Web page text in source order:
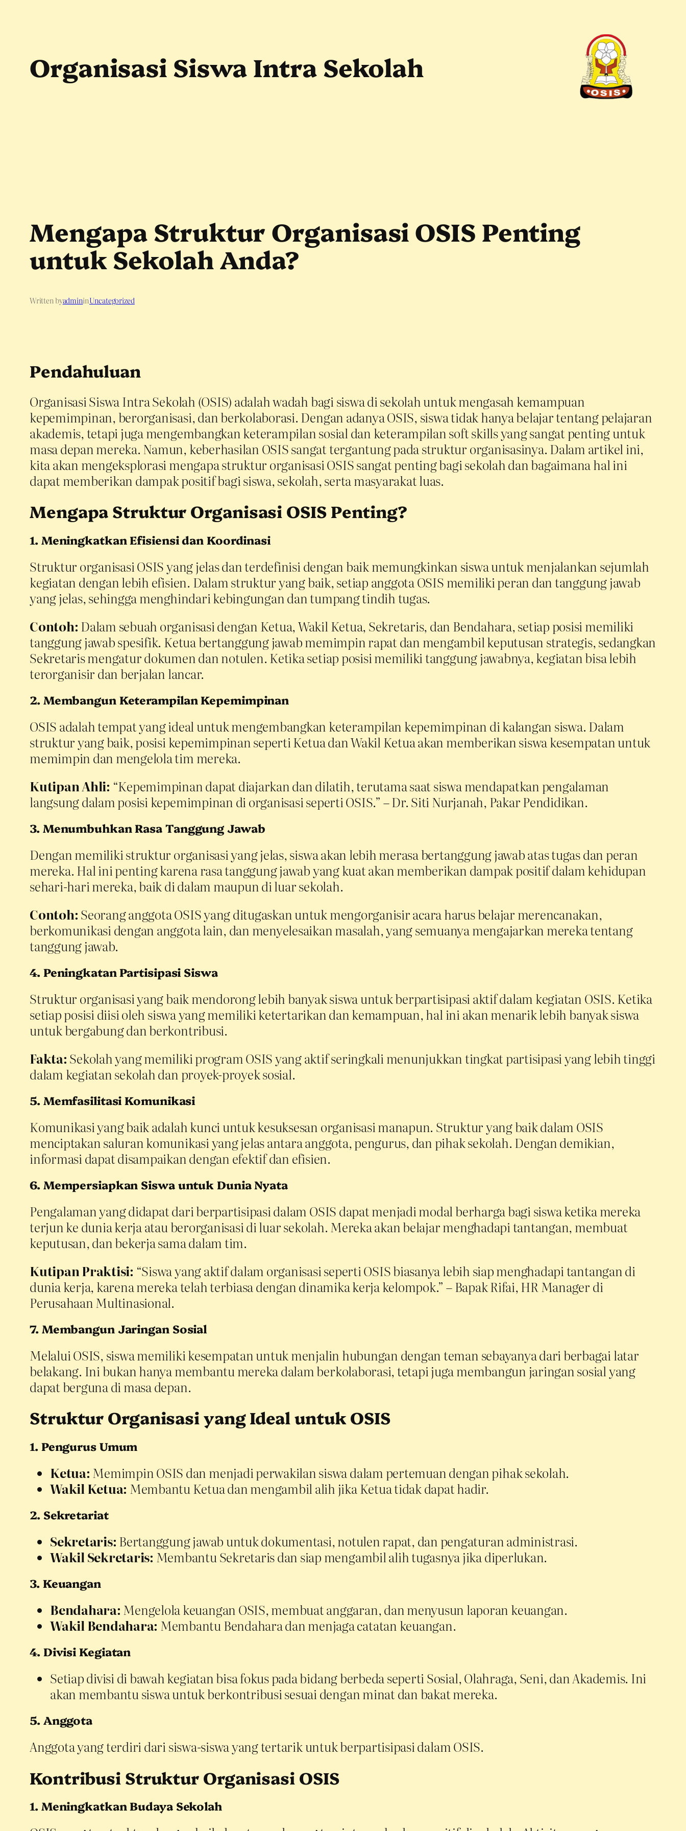
Organisasi Siswa Intra Sekolah
Mengapa Struktur Organisasi OSIS Penting
untuk Sekolah Anda?
Written byadmininUncategorized
Pendahuluan
Organisasi Siswa Intra Sekolah (OSIS) adalah wadah bagi siswa di sekolah untuk mengasah kemampuan
kepemimpinan, berorganisasi, dan berkolaborasi. Dengan adanya OSIS, siswa tidak hanya belajar tentang pelajaran
akademis, tetapi juga mengembangkan keterampilan sosial dan keterampilan soft skills yang sangat penting untuk
masa depan mereka. Namun, keberhasilan OSIS sangat tergantung pada struktur organisasinya. Dalam artikel ini,
kita akan mengeksplorasi mengapa struktur organisasi OSIS sangat penting bagi sekolah dan bagaimana hal ini
dapat memberikan dampak positif bagi siswa, sekolah, serta masyarakat luas.
Mengapa Struktur Organisasi OSIS Penting?
1. Meningkatkan Efisiensi dan Koordinasi
Struktur organisasi OSIS yang jelas dan terdefinisi dengan baik memungkinkan siswa untuk menjalankan sejumlah
kegiatan dengan lebih efisien. Dalam struktur yang baik, setiap anggota OSIS memiliki peran dan tanggung jawab
yang jelas, sehingga menghindari kebingungan dan tumpang tindih tugas.
Contoh: Dalam sebuah organisasi dengan Ketua, Wakil Ketua, Sekretaris, dan Bendahara, setiap posisi memiliki
tanggung jawab spesifik. Ketua bertanggung jawab memimpin rapat dan mengambil keputusan strategis, sedangkan
Sekretaris mengatur dokumen dan notulen. Ketika setiap posisi memiliki tanggung jawabnya, kegiatan bisa lebih
terorganisir dan berjalan lancar.
2. Membangun Keterampilan Kepemimpinan
OSIS adalah tempat yang ideal untuk mengembangkan keterampilan kepemimpinan di kalangan siswa. Dalam
struktur yang baik, posisi kepemimpinan seperti Ketua dan Wakil Ketua akan memberikan siswa kesempatan untuk
memimpin dan mengelola tim mereka.
Kutipan Ahli: “Kepemimpinan dapat diajarkan dan dilatih, terutama saat siswa mendapatkan pengalaman
langsung dalam posisi kepemimpinan di organisasi seperti OSIS.” – Dr. Siti Nurjanah, Pakar Pendidikan.
3. Menumbuhkan Rasa Tanggung Jawab
Dengan memiliki struktur organisasi yang jelas, siswa akan lebih merasa bertanggung jawab atas tugas dan peran
mereka. Hal ini penting karena rasa tanggung jawab yang kuat akan memberikan dampak positif dalam kehidupan
sehari-hari mereka, baik di dalam maupun di luar sekolah.
Contoh: Seorang anggota OSIS yang ditugaskan untuk mengorganisir acara harus belajar merencanakan,
berkomunikasi dengan anggota lain, dan menyelesaikan masalah, yang semuanya mengajarkan mereka tentang
tanggung jawab.
4. Peningkatan Partisipasi Siswa
Struktur organisasi yang baik mendorong lebih banyak siswa untuk berpartisipasi aktif dalam kegiatan OSIS. Ketika
setiap posisi diisi oleh siswa yang memiliki ketertarikan dan kemampuan, hal ini akan menarik lebih banyak siswa
untuk bergabung dan berkontribusi.
Fakta: Sekolah yang memiliki program OSIS yang aktif seringkali menunjukkan tingkat partisipasi yang lebih tinggi
dalam kegiatan sekolah dan proyek-proyek sosial.
5. Memfasilitasi Komunikasi
Komunikasi yang baik adalah kunci untuk kesuksesan organisasi manapun. Struktur yang baik dalam OSIS
menciptakan saluran komunikasi yang jelas antara anggota, pengurus, dan pihak sekolah. Dengan demikian,
informasi dapat disampaikan dengan efektif dan efisien.
6. Mempersiapkan Siswa untuk Dunia Nyata
Pengalaman yang didapat dari berpartisipasi dalam OSIS dapat menjadi modal berharga bagi siswa ketika mereka
terjun ke dunia kerja atau berorganisasi di luar sekolah. Mereka akan belajar menghadapi tantangan, membuat
keputusan, dan bekerja sama dalam tim.
Kutipan Praktisi: “Siswa yang aktif dalam organisasi seperti OSIS biasanya lebih siap menghadapi tantangan di
dunia kerja, karena mereka telah terbiasa dengan dinamika kerja kelompok.” – Bapak Rifai, HR Manager di
Perusahaan Multinasional.
7. Membangun Jaringan Sosial
Melalui OSIS, siswa memiliki kesempatan untuk menjalin hubungan dengan teman sebayanya dari berbagai latar
belakang. Ini bukan hanya membantu mereka dalam berkolaborasi, tetapi juga membangun jaringan sosial yang
dapat berguna di masa depan.
Struktur Organisasi yang Ideal untuk OSIS
1. Pengurus Umum
Ketua: Memimpin OSIS dan menjadi perwakilan siswa dalam pertemuan dengan pihak sekolah.
Wakil Ketua: Membantu Ketua dan mengambil alih jika Ketua tidak dapat hadir.
2. Sekretariat
Sekretaris: Bertanggung jawab untuk dokumentasi, notulen rapat, dan pengaturan administrasi.
Wakil Sekretaris: Membantu Sekretaris dan siap mengambil alih tugasnya jika diperlukan.
3. Keuangan
Bendahara: Mengelola keuangan OSIS, membuat anggaran, dan menyusun laporan keuangan.
Wakil Bendahara: Membantu Bendahara dan menjaga catatan keuangan.
4. Divisi Kegiatan
Setiap divisi di bawah kegiatan bisa fokus pada bidang berbeda seperti Sosial, Olahraga, Seni, dan Akademis. Ini
akan membantu siswa untuk berkontribusi sesuai dengan minat dan bakat mereka.
5. Anggota
Anggota yang terdiri dari siswa-siswa yang tertarik untuk berpartisipasi dalam OSIS.
Kontribusi Struktur Organisasi OSIS
1. Meningkatkan Budaya Sekolah